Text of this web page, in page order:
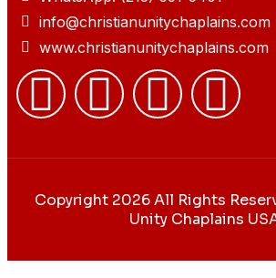
info@christianunitychaplains.com
www.christianunitychaplains.com
Copyright 2026 All Rights
Unity Chaplains